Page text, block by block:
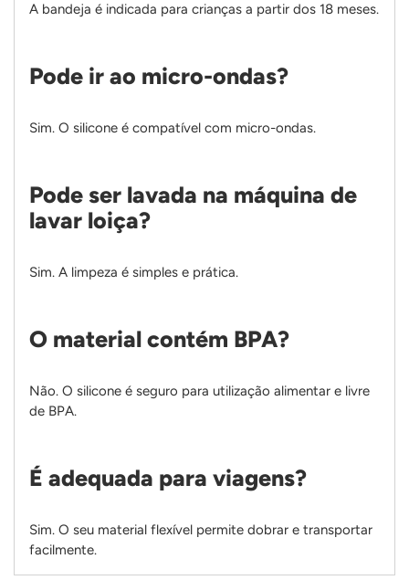
A bandeja é indicada para crianças a partir dos 18 meses.
Pode ir ao micro-ondas?
Sim. O silicone é compatível com micro-ondas.
Pode ser lavada na máquina de
lavar loiça?
Sim. A limpeza é simples e prática.
O material contém BPA?
Não. O silicone é seguro para utilização alimentar e livre
de BPA.
É adequada para viagens?
Sim. O seu material flexível permite dobrar e transportar
facilmente.